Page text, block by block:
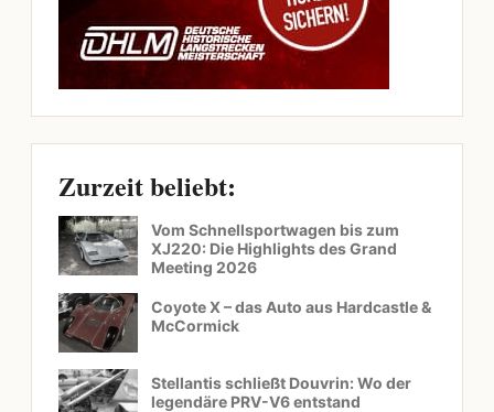
Zurzeit beliebt:
Vom Schnellsportwagen bis zum
XJ220: Die Highlights des Grand
Meeting 2026
Coyote X – das Auto aus Hardcastle &
McCormick
Stellantis schließt Douvrin: Wo der
legendäre PRV-V6 entstand